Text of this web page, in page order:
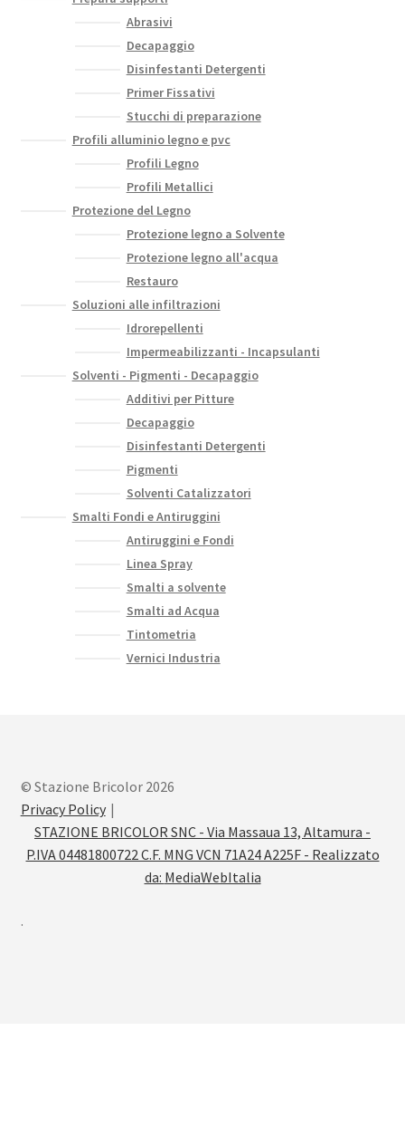
Abrasivi
Decapaggio
Disinfestanti Detergenti
Primer Fissativi
Stucchi di preparazione
Profili alluminio legno e pvc
Profili Legno
Profili Metallici
Protezione del Legno
Protezione legno a Solvente
Protezione legno all'acqua
Restauro
Soluzioni alle infiltrazioni
Idrorepellenti
Impermeabilizzanti - Incapsulanti
Solventi - Pigmenti - Decapaggio
Additivi per Pitture
Decapaggio
Disinfestanti Detergenti
Pigmenti
Solventi Catalizzatori
Smalti Fondi e Antiruggini
Antiruggini e Fondi
Linea Spray
Smalti a solvente
Smalti ad Acqua
Tintometria
Vernici Industria
© Stazione Bricolor 2026
Privacy Policy
STAZIONE BRICOLOR SNC - Via Massaua 13, Altamura -
P.IVA 04481800722 C.F. MNG VCN 71A24 A225F - Realizzato
da: MediaWebItalia
.